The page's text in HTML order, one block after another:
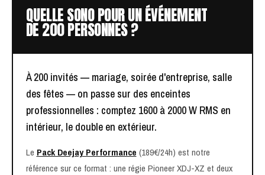
QUELLE SONO POUR UN ÉVÉNEMENT
DE 200 PERSONNES ?
À 200 invités — mariage, soirée d'entreprise, salle
des fêtes — on passe sur des enceintes
professionnelles : comptez 1600 à 2000 W RMS en
intérieur, le double en extérieur.
Le Pack Deejay Performance (189€/24h) est notre
référence sur ce format : une régie Pioneer XDJ-XZ et deux